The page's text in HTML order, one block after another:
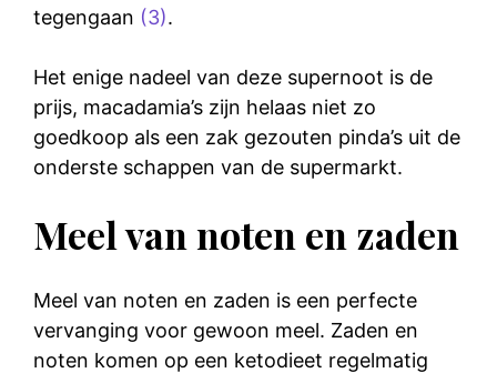
tegengaan (3).
Het enige nadeel van deze supernoot is de
prijs, macadamia’s zijn helaas niet zo
goedkoop als een zak gezouten pinda’s uit de
onderste schappen van de supermarkt.
Meel van noten en zaden
Meel van noten en zaden is een perfecte
vervanging voor gewoon meel. Zaden en
noten komen op een ketodieet regelmatig